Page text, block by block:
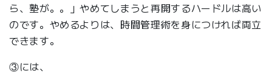
ら、塾が。。」やめてしまうと再開するハードルは高い
のです。やめるよりは、時間管理術を身につければ両立
できます。
③には、